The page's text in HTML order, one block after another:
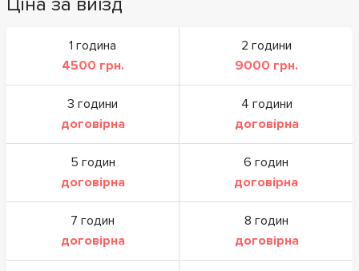
Ціна за виїзд
1 година
4500 грн.
2 години
9000 грн.
3 години
договірна
4 години
договірна
5 годин
договірна
6 годин
договірна
7 годин
договірна
8 годин
договірна